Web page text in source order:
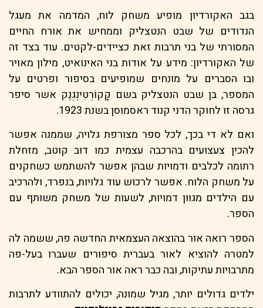
בגב האקורדיון מופיע משחק לוח, המדמה את מעגל
הנדודים של שבט הנטצליק וממחיש את אורח החיים
המסורתי של בני תרבות זאת כציידים-לקטים. עוד בצד זה
של האקורדיון: מידע על אודות בני האינואיט, מילון מאויר
ובו הסברים על מונחים שמופיעים בסיפור ופרטים על
המספר, בן שבט הנטצליק בשם קָקוֹרְטִינְגְנֶק אשר סיפר
גרסה זו לחוקר הדני קנוד ראסמוסן בשנת 1923.
ואם לא די בכך, לכל ספר מצורפת גלויה, שממנה אפשר
להכין צעצועים בהרכבה עצמית כמו דוב קוטב, מזחלת
רתומה לכלבים ודמויות שבהן אפשר להשתמש כשחקנים
על משחק הלוח. אפשר לרכוש עוד גלויות, בנפרד, ולהרכיב
עם הילדים מגוון דמויות, לשעות של משחק משותף עם
הספר.
הספר רואה אור בהוצאה העצמאית החדשה פה, ששמה לה
למטרה להוציא לאור בעברית סיפורים שעברו בעל-פה
מתרבויות עתיקות, ובה כבר ראה אור הספר הבא.
ילדים גדולים יותר, מגיל שמונה, יכולים להתוודע לתרבות